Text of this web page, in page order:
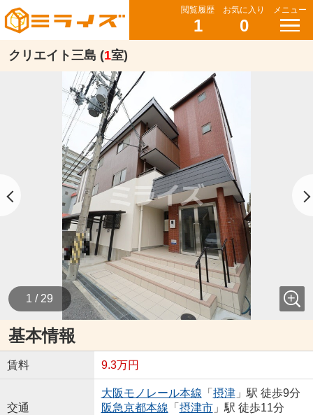
閲覧履歴
1
お気に入り
0
メニュー
クリエイト三島 (1室)
1 / 29
基本情報
賃料 9.3万円
交通
大阪モノレール本線 「 摂津」駅 徒歩9分
阪急京都本線 「 摂津市」駅 徒歩11分